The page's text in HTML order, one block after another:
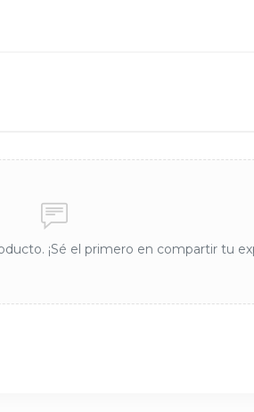
¡Sé el primero en compartir tu